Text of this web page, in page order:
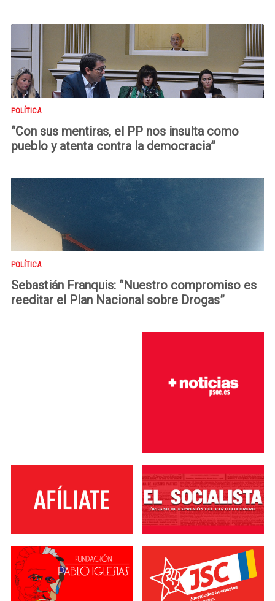
POLÍTICA
“Con sus mentiras, el PP nos insulta como
pueblo y atenta contra la democracia”
POLÍTICA
Sebastián Franquis: “Nuestro compromiso es
reeditar el Plan Nacional sobre Drogas”